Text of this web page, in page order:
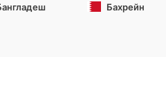
Бахрейн